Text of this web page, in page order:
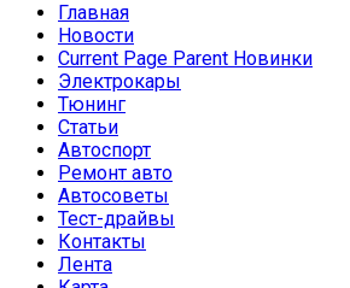
Главная
Новости
Current Page Parent Новинки
Электрокары
Тюнинг
Статьи
Автоспорт
Ремонт авто
Автосоветы
Тест-драйвы
Контакты
Лента